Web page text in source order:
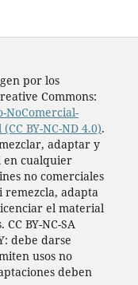
por los
Commons:
NoComercial-
BY-NC-ND 4.0).
adaptar y
cualquier
no comerciales
remezcla, adapta
el material
BY-NC-SA
debe darse
usos no
deben